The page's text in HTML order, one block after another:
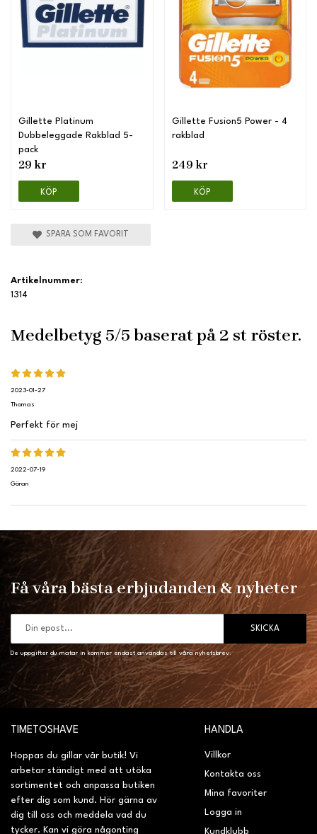
Gillette Platinum
Dubbeleggade Rakblad 5-
pack
29 kr
KÖP
Gillette Fusion5 Power - 4
rakblad
249 kr
KÖP
SPARA SOM FAVORIT
Artikelnummer:
1314
Medelbetyg 5/5 baserat på 2 st röster.
2023-01-27
Thomas
Perfekt för mej
2022-07-19
Göran
Få våra bästa erbjudanden & nyheter
SKICKA
De uppgifter du matar in kommer endast användas till våra nyhetsbrev.
TIMETOSHAVE
Hoppas du gillar vår butik! Vi
arbetar ständigt med att utöka
sortimentet och anpassa butiken
efter dig som kund. Hör gärna av
dig till oss och meddela vad du
tycker. Kan vi göra någonting
HANDLA
Villkor
Kontakta oss
Mina favoriter
Logga in
Kundklubb